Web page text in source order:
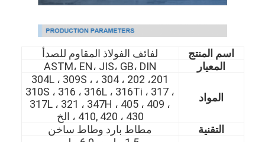
اسم المنتج
لفائف الفولاذ المقاوم للصدأ
المعيار
ASTM، EN، JIS، GB، DIN
المواد
201، 202 ، 304 ، 304L ، 309S ،
310S ، 316 ، 316L ، 316Ti ، 317 ،
317L ، 321 ، 347H ، 405 ، 409 ،
410, 420 ، 430 ، الخ
التقنية
مطاط بارد وطاط ساخن